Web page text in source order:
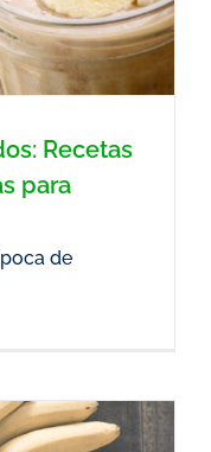
Recetas
para
de